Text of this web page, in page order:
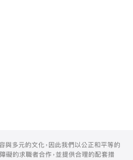
與多元的文化，因此我們以公正和平等的
礙的求職者合作，並提供合理的配套措